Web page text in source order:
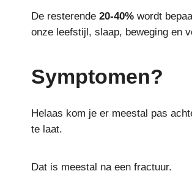
De resterende 20-40% wordt
onze leefstijl, slaap, beweging en
Symptomen?
Helaas kom je er meestal pas
te laat.
Dat is meestal na een fractuur.